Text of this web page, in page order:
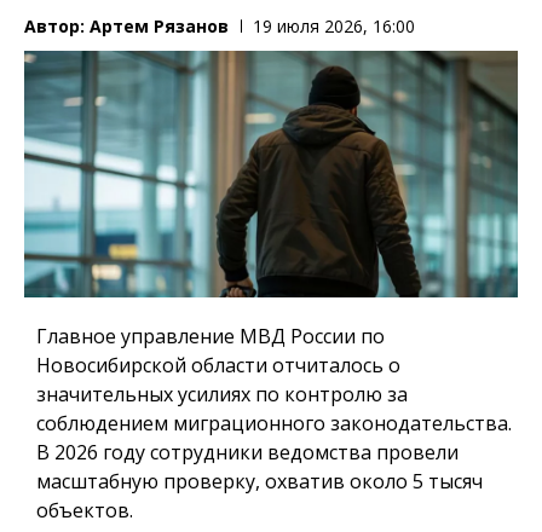
Автор: Артем Рязанов 19 июля 2026, 16:00
Главное управление МВД России по
Новосибирской области отчиталось о
значительных усилиях по контролю за
соблюдением миграционного законодательства.
В 2026 году сотрудники ведомства провели
масштабную проверку, охватив около 5 тысяч
объектов.